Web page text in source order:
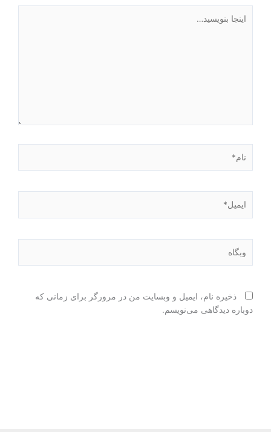
بنویسید…
ذخیره نام، ایمیل و وبسایت من در مرورگر برای زمانی که
دوباره دیدگاهی می‌نویسم.